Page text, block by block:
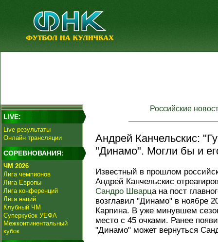
LIVE:
Live-результаты
Онлайн трансляции
СОРЕВНОВАНИЯ:
ЧМ 2026
Лига чемпионов
Лига Европы
Лига конференций
Лига наций
Клубный ЧМ
Суперкубок УЕФА
Межконтинентальный
кубок
Российские
Андрей Канчельскис:
"Динамо". Могли бы и
Известный в прошлом
Андрей Канчельскис
Сандро Шварца на пост
возглавил "Динамо" в ноябре
Карпина. В уже минувшем
место с 45 очками. Ранее
"Динамо" может вернуться